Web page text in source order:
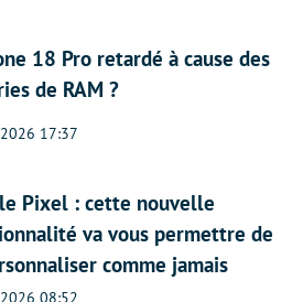
18 Pro retardé à cause des
de RAM ?
17:37
Pixel : cette nouvelle
va vous permettre de
comme jamais
08:52